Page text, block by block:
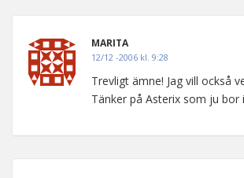
MARITA
12/12 -2006 kl. 9:28
Trevligt ämne! Jag vill också
Tänker på Asterix som ju bor